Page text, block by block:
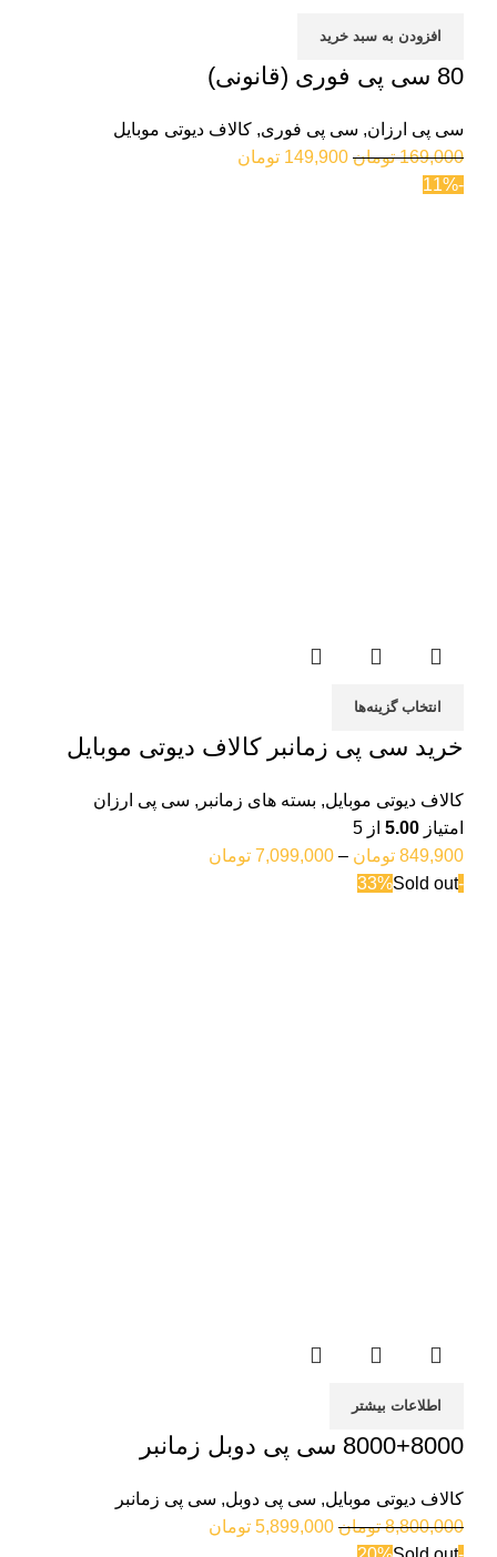
افزودن به سبد خرید
80 سی پی فوری (قانونی)
سی پی ارزان, سی پی فوری, کالاف دیوتی موبایل
169,000 تومان 149,900 تومان
-11%
انتخاب گزینه‌ها
خرید سی پی زمانبر کالاف دیوتی موبایل
کالاف دیوتی موبایل, بسته های زمانبر , سی پی ارزان
امتیاز 5.00 از 5
849,900 تومان –
7,099,000 تومان
-33%
Sold out
اطلاعات بیشتر
8000+8000 سی پی دوبل زمانبر
کالاف دیوتی موبایل, سی پی دوبل, سی پی زمانبر
8,800,000 تومان 5,899,000 تومان